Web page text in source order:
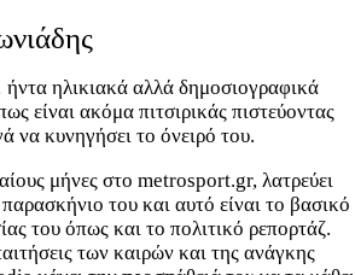
ηλικιακά αλλά δημοσιογραφικά
είναι ακόμα πιτσιρικάς πιστεύοντας
να κυνηγήσει το όνειρό του.
μήνες στο metrosport.gr, λατρεύει
του και αυτό είναι το βασικό
του όπως και το πολιτικό ρεπορτάζ.
των καιρών και της ανάγκης